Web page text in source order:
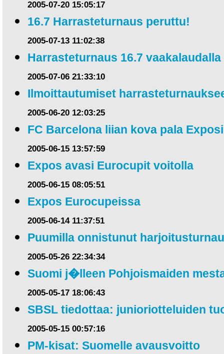
2005-07-20 15:05:17
16.7 Harrasteturnaus peruttu!
2005-07-13 11:02:38
Harrasteturnaus 16.7 vaakalaudalla
2005-07-06 21:33:10
Ilmoittautumiset
2005-06-20 12:03:25
FC Barcelona liian kova pala
2005-06-15 13:57:59
Expos avasi Eurocupit voitolla
2005-06-15 08:05:51
Expos Eurocupeissa
2005-06-14 11:37:51
Puumilla onnistunut
2005-05-26 22:34:34
Suomi j�lleen Pohjoismaiden
2005-05-17 18:06:43
SBSL tiedottaa: junioriotteluiden
2005-05-15 00:57:16
PM-kisat: Suomelle avausvoitto